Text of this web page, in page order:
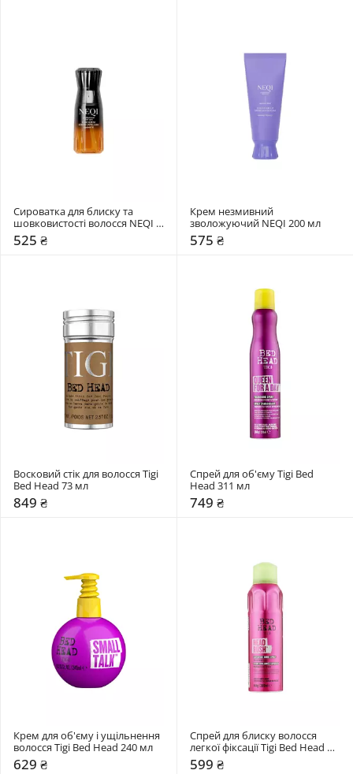
Сироватка для блиску та
шовковистості волосся NEQI
75 мл
525 ₴
Крем незмивний
зволожуючий NEQI 200 мл
575 ₴
Восковий стік для волосся Tigi
Bed Head 73 мл
849 ₴
Спрей для об'єму Tigi Bed
Head 311 мл
749 ₴
Крем для об'єму і ущільнення
волосся Tigi Bed Head 240 мл
629 ₴
Спрей для блиску волосся
легкої фіксації Tigi Bed Head
200 мл
599 ₴